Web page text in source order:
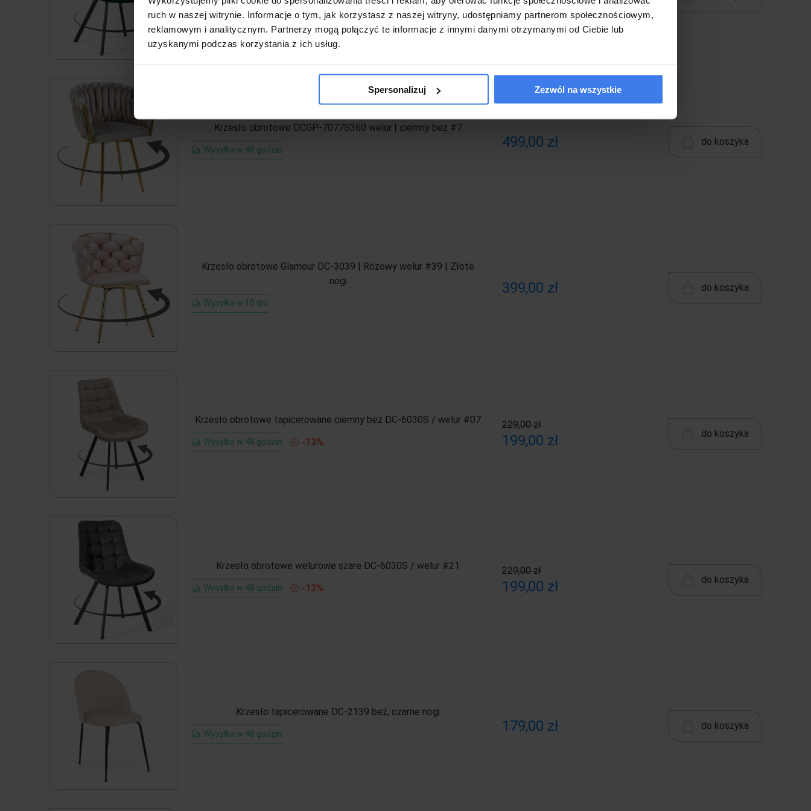
ruch w naszej witrynie. Informacje o tym, jak korzystasz z naszej witryny, udostępniamy partnerom społecznościowym,
reklamowym i analitycznym. Partnerzy mogą połączyć te informacje z innymi danymi otrzymanymi od Ciebie lub
uzyskanymi podczas korzystania z ich usług.
Spersonalizuj Zezwól na wszystkie
Wysyłka w 48 godzin Na wyczerpaniu -13%
Krzesło obrotowe DCGP-7077S360 welur | ciemny beż #7
Wysyłka w 48 godzin 499,00 zł do koszyka
Krzesło obrotowe Glamour DC-3039 | Różowy welur #39 | Złote
nogi
Wysyłka w 10 dni
399,00 zł do koszyka
Krzesło obrotowe tapicerowane ciemny beż DC-6030S / welur #07
Wysyłka w 48 godzin -13% 199,00 zł
229,00 zł
do koszyka
Krzesło obrotowe welurowe szare DC-6030S / welur #21
Wysyłka w 48 godzin -13% 199,00 zł
229,00 zł
do koszyka
Krzesło tapicerowane DC-2139 beż, czarne nogi
Wysyłka w 48 godzin 179,00 zł do koszyka